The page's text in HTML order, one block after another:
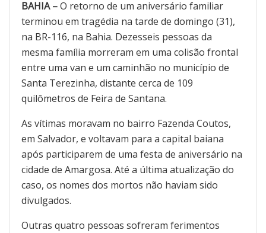
BAHIA –O retorno de um aniversário familiar
terminou em tragédia na tarde de domingo (31),
na BR-116, na Bahia. Dezesseis pessoas da
mesma família morreram em uma colisão frontal
entre uma van e um caminhão no município de
Santa Terezinha, distante cerca de 109
quilômetros de Feira de Santana.
As vítimas moravam no bairro Fazenda Coutos,
em Salvador, e voltavam para a capital baiana
após participarem de uma festa de aniversário na
cidade de Amargosa. Até a última atualização do
caso, os nomes dos mortos não haviam sido
divulgados.
Outras quatro pessoas sofreram ferimentos